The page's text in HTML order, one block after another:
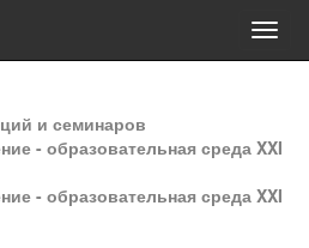
и семинаров
- образовательная среда XXI
- образовательная среда XXI